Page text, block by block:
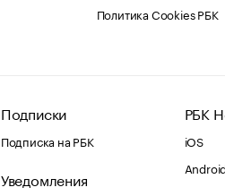
Политика Cookies РБК
Подписки
Подписка на РБК
Уведомления
РБК
iOS